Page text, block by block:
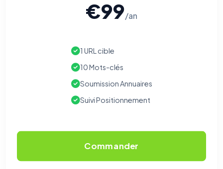
€99/an
1 URL cible
10 Mots-clés
Soumission Annuaires
Suivi Positionnement
Commander